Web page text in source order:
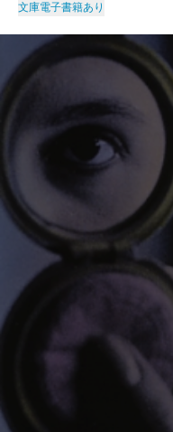
文庫電子書籍あり